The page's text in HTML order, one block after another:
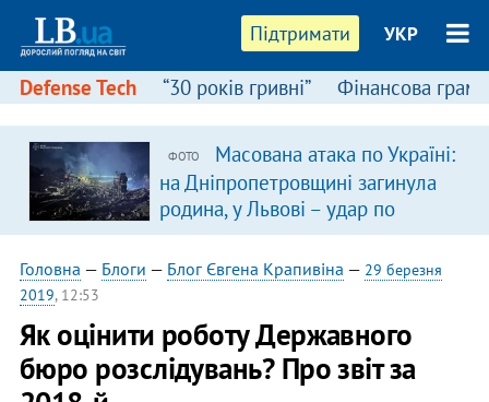
Підтримати УКР
Defense Tech “30 років гривні” Фінансова
ФОТО
Масована атака по Україні:
на Дніпропетровщині загинула
родина, у Львові – удар по
багатоповерхівках
(доповнюється)
Головна — Блоги — Блог Євгена Крапивіна — 29 березня
2019, 12:53
Як оцінити роботу Державного
бюро розслідувань? Про звіт за